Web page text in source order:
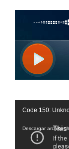
Reproductor
vídeo
Code 150:
Descargar archivo: